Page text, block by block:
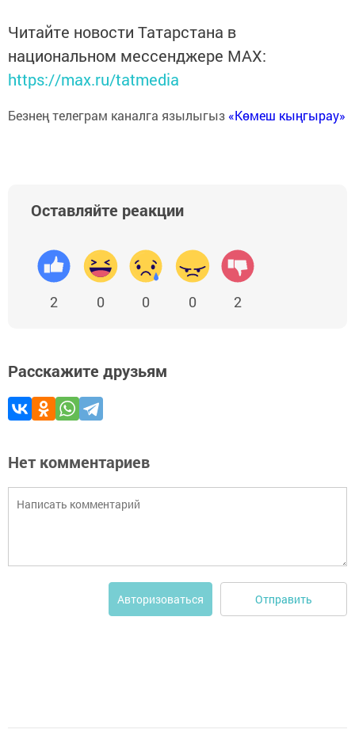
Читайте новости Татарстана в
национальном мессенджере MАХ:
https://max.ru/tatmedia
Безнең телеграм каналга язылыгыз «Көмеш кыңгырау»
Оставляйте реакции
2 0 0 0 2
Расскажите друзьям
Нет комментариев
Авторизоваться Отправить